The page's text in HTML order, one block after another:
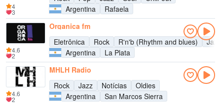
Argentina
Rafaela
4
3
Organica fm
Eletrônica
Rock R'n'b (Rhythm and blues)
Jazz
Argentina
La Plata
4.6
2
MHLH Radio
Rock
Jazz Notícias
Oldies
Argentina
San Marcos Sierra
4.6
2